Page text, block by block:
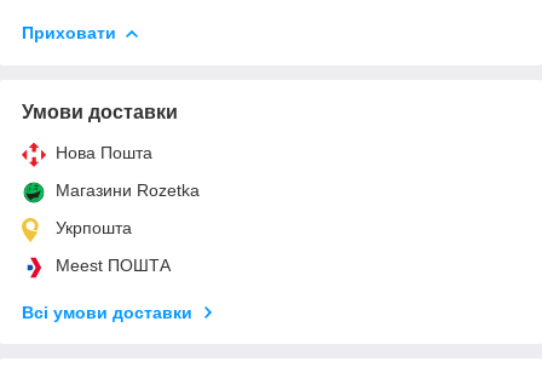
Приховати
Умови доставки
Нова Пошта
Магазини Rozetka
Укрпошта
Meest ПОШТА
Всі умови доставки